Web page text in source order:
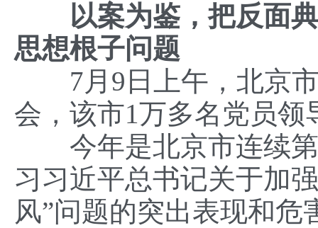
以案为鉴，把反面典
思想根子问题
7月9日上午，北京市
会，该市1万多名党员
今年是北京市连续第
习习近平总书记关于加
风”问题的突出表现和